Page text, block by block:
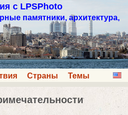
с LPSPhoto
памятники, архитектура,
Страны Темы